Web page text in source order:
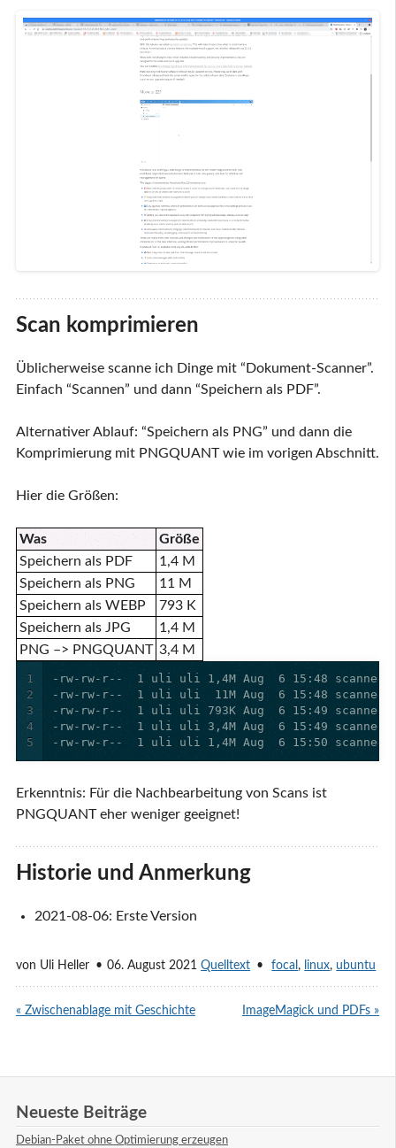
Scan komprimieren
Üblicherweise scanne ich Dinge mit “Dokument-Scanner”.
Einfach “Scannen” und dann “Speichern als PDF”.
Alternativer Ablauf: “Speichern als PNG” und dann die
Komprimierung mit PNGQUANT wie im vorigen Abschnitt.
Hier die Größen:
Was
Größe
Speichern als PDF
1,4 M
Speichern als PNG
11 M
Speichern als WEBP
793 K
Speichern als JPG
1,4 M
PNG –> PNGQUANT 3,4 M
1
2
3
4
5
-rw-rw-r--  1 uli uli 1,4M Aug  6 15:50
Erkenntnis: Für die Nachbearbeitung von Scans ist
PNGQUANT eher weniger geeignet!
Historie und Anmerkung
2021-08-06: Erste Version
von Uli Heller 06. August 2021 Quelltext focal, linux, ubuntu
« Zwischenablage mit Geschichte ImageMagick und PDFs »
Neueste Beiträge
Debian-Paket ohne Optimierung erzeugen